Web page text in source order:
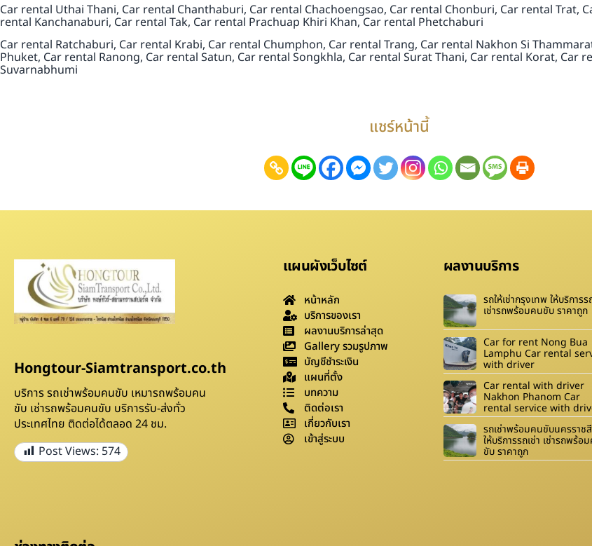
Car rental Uthai Thani, Car rental Chanthaburi, Car rental Chachoengsao, Car rental Chonburi, Car rental Trat,
rental Kanchanaburi, Car rental Tak, Car rental Prachuap Khiri Khan, Car rental Phetchaburi
Car rental Ratchaburi, Car rental Krabi, Car rental Chumphon, Car rental Trang, Car rental Nakhon Si
Phuket, Car rental Ranong, Car rental Satun, Car rental Songkhla, Car rental Surat Thani, Car rental Korat, Car
Suvarnabhumi
แชร์หน้านี้
Hongtour-Siamtransport.co.th
บริการ รถเช่าพร้อมคนขับ เหมารถพร้อมคน
ขับ เช่ารถพร้อมคนขับ บริการรับ-ส่งทั่ว
ประเทศไทย ติดต่อได้ตลอด 24 ชม.
Post Views: 574
แผนผังเว็บไซต์
หน้าหลัก
บริการของเรา
ผลงานบริการล่าสุด
Gallery รวมรูปภาพ
บัญชีชำระเงิน
แผนที่ตั้ง
บทความ
ติดต่อเรา
เกี่ยวกับเรา
เข้าสู่ระบบ
ผลงานบริการ
รถให้เช่ากรุงเทพ ให้บริการร
เช่ารถพร้อมคนขับ ราคาถูก
Car for rent Nong Bua
Lamphu Car rental
with driver
Car rental with driver
Nakhon Phanom Car
rental service with
รถเช่าพร้อมคนขับนครราช
ให้บริการรถเช่า เช่ารถพร้อ
ขับ ราคาถูก